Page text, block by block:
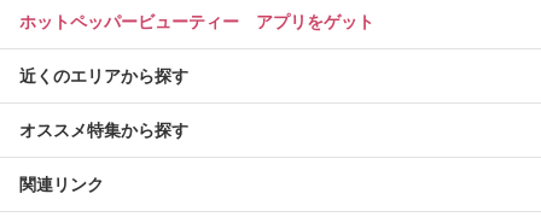
ホットペッパービューティー アプリをゲット
近くのエリアから探す
オススメ特集から探す
関連リンク